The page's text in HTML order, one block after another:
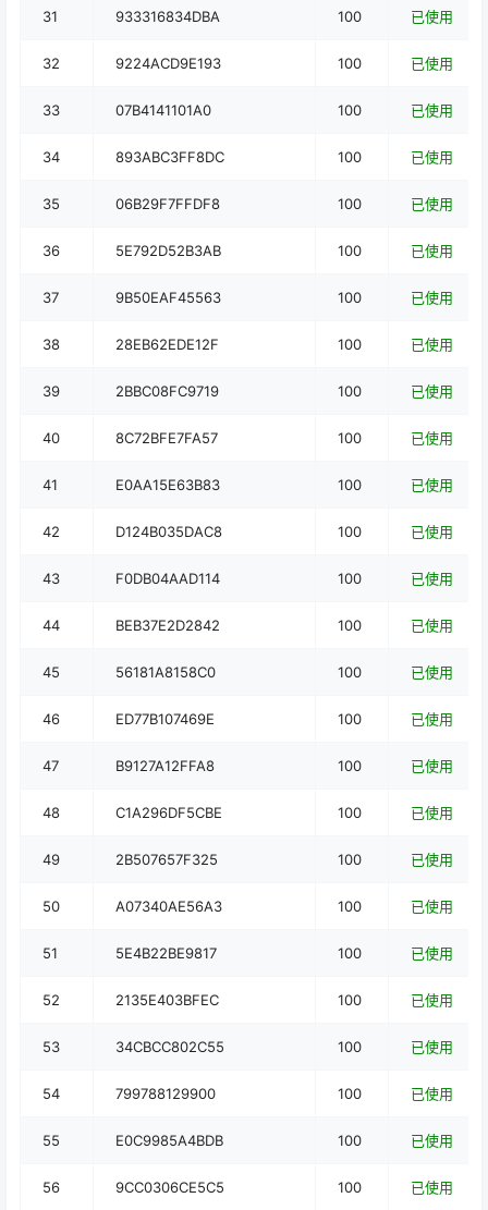
31 933316834DBA 100 已使用
32 9224ACD9E193 100 已使用
33 07B4141101A0 100 已使用
34 893ABC3FF8DC 100 已使用
35 06B29F7FFDF8 100 已使用
36 5E792D52B3AB 100 已使用
37 9B50EAF45563 100 已使用
38 28EB62EDE12F 100 已使用
39 2BBC08FC9719 100 已使用
40 8C72BFE7FA57 100 已使用
41 E0AA15E63B83 100 已使用
42 D124B035DAC8 100 已使用
43 F0DB04AAD114 100 已使用
44 BEB37E2D2842 100 已使用
45 56181A8158C0 100 已使用
46 ED77B107469E 100 已使用
47 B9127A12FFA8 100 已使用
48 C1A296DF5CBE 100 已使用
49 2B507657F325 100 已使用
50 A07340AE56A3 100 已使用
51 5E4B22BE9817 100 已使用
52 2135E403BFEC 100 已使用
53 34CBCC802C55 100 已使用
54 799788129900 100 已使用
55 E0C9985A4BDB 100 已使用
56 9CC0306CE5C5 100 已使用